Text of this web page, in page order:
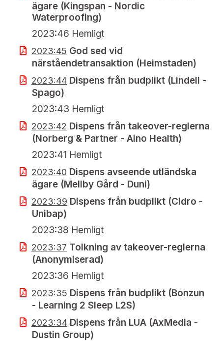
ägare (Kingspan - Nordic
Waterproofing)
2023:46 Hemligt
2023:45 God sed vid
närståendetransaktion (Heimstaden)
2023:44 Dispens från budplikt (Lindell -
Spago)
2023:43 Hemligt
2023:42 Dispens från takeover-reglerna
(Norberg & Partner - Aino Health)
2023:41 Hemligt
2023:40 Dispens avseende utländska
ägare (Mellby Gård - Duni)
2023:39 Dispens från budplikt (Cidro -
Unibap)
2023:38 Hemligt
2023:37 Tolkning av takeover-reglerna
(Anonymiserad)
2023:36 Hemligt
2023:35 Dispens från budplikt (Bonzun
- Learning 2 Sleep L2S)
2023:34 Dispens från LUA (AxMedia -
Dustin Group)